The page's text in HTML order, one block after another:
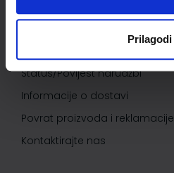
Prilagodi
Služba za korisnike
Status/Povijest narudžbi
Informacije o dostavi
Povrat proizvoda i reklamacije
Kontaktirajte nas